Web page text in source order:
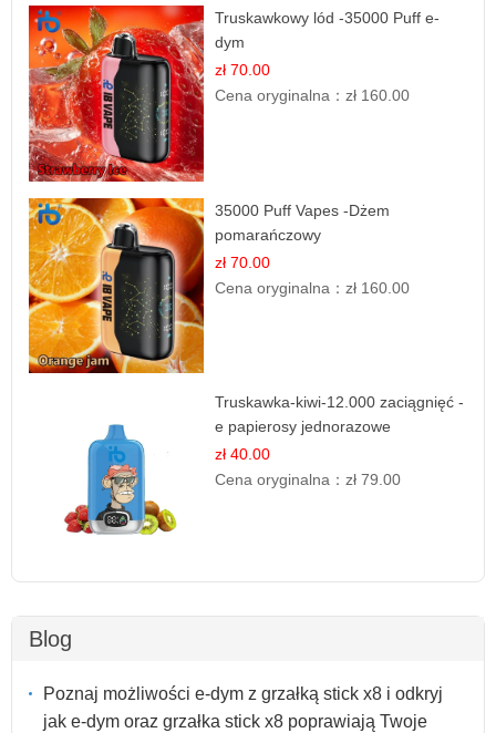
Truskawkowy lód -35000 Puff e-
dym
zł 70.00
Cena oryginalna：zł 160.00
35000 Puff Vapes -Dżem
pomarańczowy
zł 70.00
Cena oryginalna：zł 160.00
Truskawka-kiwi-12.000 zaciągnięć -
e papierosy jednorazowe
zł 40.00
Cena oryginalna：zł 79.00
Blog
Poznaj możliwości e-dym z grzałką stick x8 i odkryj
jak e-dym oraz grzałka stick x8 poprawiają Twoje